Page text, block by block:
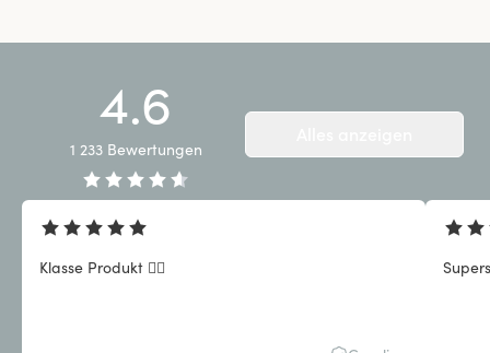
4.6
1 233 Bewertungen
Klasse Produkt 👍🏼